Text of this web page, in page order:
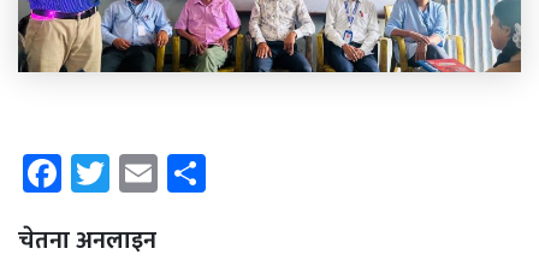
Facebook
Twitter
Email
चेतना अनलाइन